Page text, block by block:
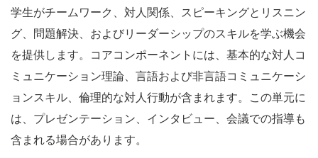
学生がチームワーク、対人関係、スピーキングとリスニン
グ、問題解決、およびリーダーシップのスキルを学ぶ機会
を提供します。コアコンポーネントには、基本的な対人コ
ミュニケーション理論、言語および非言語コミュニケーシ
ョンスキル、倫理的な対人行動が含まれます。この単元に
は、プレゼンテーション、インタビュー、会議での指導も
含まれる場合があります。